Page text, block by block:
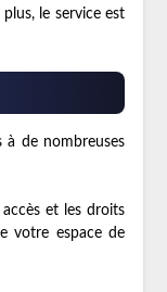
le service est
à de nombreuses
et les droits
votre espace de